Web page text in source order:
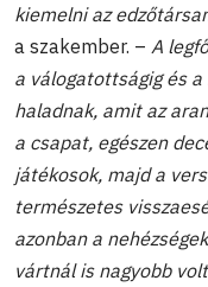
kiemelni az
a szakember. – A
a válogatottságig és
haladnak, amit az
a csapat, egészen
játékosok, majd a
természetes
azonban a
vártnál is nagyobb